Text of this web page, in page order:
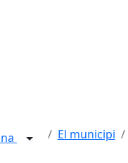
El municipi